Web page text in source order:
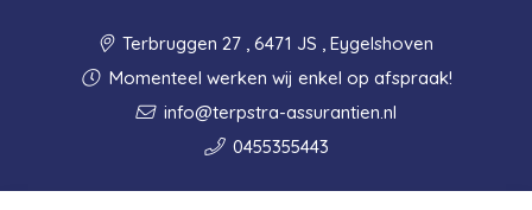
Terbruggen 27 , 6471 JS , Eygelshoven
Momenteel werken wij enkel op afspraak!
info@terpstra-assurantien.nl
0455355443